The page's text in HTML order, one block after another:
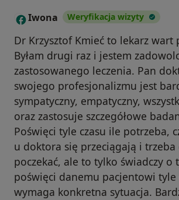
I Iwona Weryfikacja wizyty
Dr Krzysztof Kmieć to lekarz wart
Byłam drugi raz i jestem
zastosowanego leczenia. Pan
swojego profesjonalizmu jest
sympatyczny, empatyczny,
oraz zastosuje szczegółowe
Poświęci tyle czasu ile potrzeba,
u doktora się przeciągają i trzeba
poczekać, ale to tylko świadczy o
poświęci danemu pacjentowi tyle
wymaga konkretna sytuacja.